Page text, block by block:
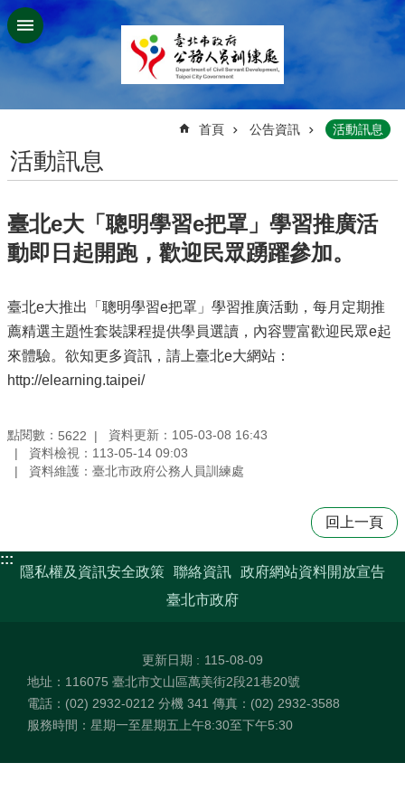
跳到主要內容區塊
首頁 公告資訊 活動訊息
活動訊息
臺北e大「聰明學習e把罩」學習推廣活
動即日起開跑，歡迎民眾踴躍參加。
臺北e大推出「聰明學習e把罩」學習推廣活動，每月定期推
薦精選主題性套裝課程提供學員選讀，內容豐富歡迎民眾e起
來體驗。欲知更多資訊，請上臺北e大網站：
http://elearning.taipei/
點閱數： 5622
資料更新：105-03-08 16:43
資料檢視：113-05-14 09:03
資料維護：臺北市政府公務人員訓練處
回上一頁
:::
隱私權及資訊安全政策 聯絡資訊 政府網站資料開放宣告
臺北市政府
更新日期
115-08-09
地址：116075 臺北市文山區萬美街2段21巷20號
電話：(02) 2932-0212 分機 341 傳真：(02) 2932-3588
服務時間：星期一至星期五上午8:30至下午5:30